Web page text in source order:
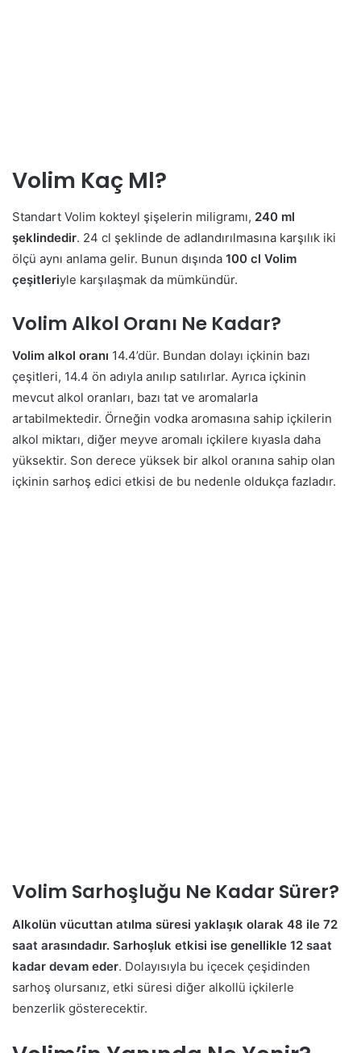
Volim Kaç Ml?
Standart Volim kokteyl şişelerin miligramı, 240 ml
şeklindedir. 24 cl şeklinde de adlandırılmasına karşılık iki
ölçü aynı anlama gelir. Bunun dışında 100 cl Volim
çeşitleriyle karşılaşmak da mümkündür.
Volim Alkol Oranı Ne Kadar?
Volim alkol oranı 14.4’dür. Bundan dolayı içkinin bazı
çeşitleri, 14.4 ön adıyla anılıp satılırlar. Ayrıca içkinin
mevcut alkol oranları, bazı tat ve aromalarla
artabilmektedir. Örneğin vodka aromasına sahip içkilerin
alkol miktarı, diğer meyve aromalı içkilere kıyasla daha
yüksektir. Son derece yüksek bir alkol oranına sahip olan
içkinin sarhoş edici etkisi de bu nedenle oldukça fazladır.
Volim Sarhoşluğu Ne Kadar Sürer?
Alkolün vücuttan atılma süresi yaklaşık olarak 48 ile 72
saat arasındadır. Sarhoşluk etkisi ise genellikle 12 saat
kadar devam eder. Dolayısıyla bu içecek çeşidinden
sarhoş olursanız, etki süresi diğer alkollü içkilerle
benzerlik gösterecektir.